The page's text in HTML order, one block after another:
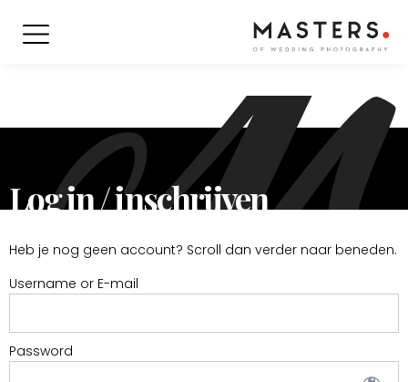
Log in / inschrijven
Heb je nog geen account? Scroll dan verder naar beneden.
Username or E-mail
Password